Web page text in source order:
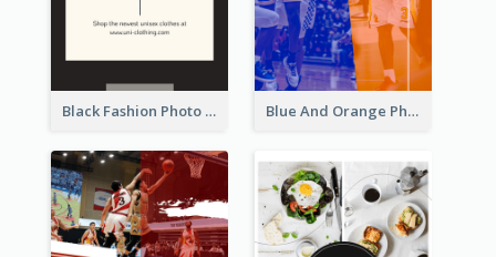
Black Fashion Photo Special Sale Instagram Story Blue And Orange Photo Basketball Match Instagram Story